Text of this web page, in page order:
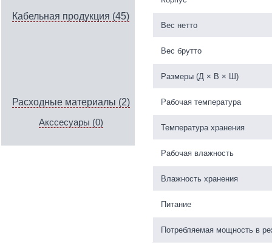
Кабельная продукция (45)
Расходные материалы (2)
Акссесуары (0)
Вес нетто
Вес брутто
Размеры (Д × В × Ш)
Рабочая температура
Температура хранения
Рабочая влажность
Влажность хранения
Питание
Потребляемая мощность в